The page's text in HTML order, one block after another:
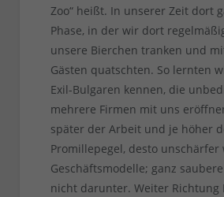
Zoo“ heißt. In unserer Zeit dort
Phase, in der wir dort
unsere Bierchen tranken und
Gästen quatschten. So lernten
Exil-Bulgaren kennen, die
mehrere Firmen mit uns
später der Arbeit und je höher
Promillepegel, desto
Geschäftsmodelle; ganz
nicht darunter. Weiter Richtung